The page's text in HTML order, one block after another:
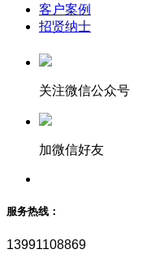
客户案例
招贤纳士
关注微信公众号
加微信好友
服务热线：
13991108869